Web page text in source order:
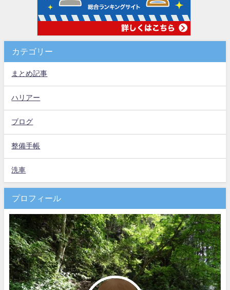
カテゴリー
まとめ記事
ハリアー
ブログ
整備手帳
洗車
プロフィール